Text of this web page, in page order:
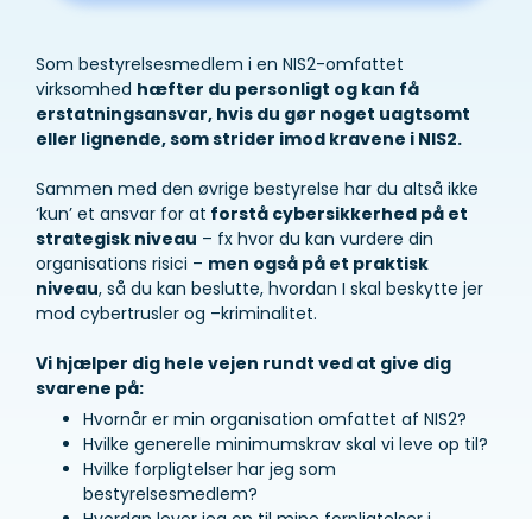
Som bestyrelsesmedlem i en NIS2-omfattet
virksomhed hæfter du personligt og kan få
erstatningsansvar, hvis du gør noget uagtsomt
eller lignende, som strider imod kravene i NIS2.
Sammen med den øvrige bestyrelse har du altså ikke
‘kun’ et ansvar for at forstå cybersikkerhed på et
strategisk niveau – fx hvor du kan vurdere din
organisations risici – men også på et praktisk
niveau, så du kan beslutte, hvordan I skal beskytte jer
mod cybertrusler og –kriminalitet.
Vi hjælper dig hele vejen rundt ved at give dig
svarene på:
Hvornår er min organisation omfattet af NIS2?
Hvilke generelle minimumskrav skal vi leve op til?
Hvilke forpligtelser har jeg som
bestyrelsesmedlem?